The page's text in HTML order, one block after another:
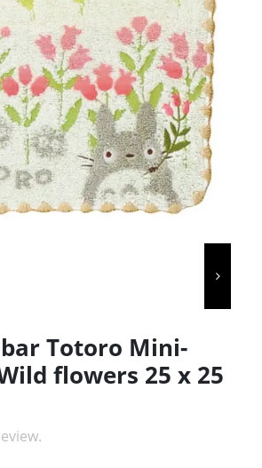
Totoro Mini-
flowers 25 x 25